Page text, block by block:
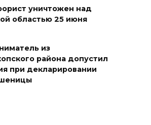
2026 09:34
жара
2026 07:01
уничтожен над
областью 25 июня
из
района допустил
при декларировании